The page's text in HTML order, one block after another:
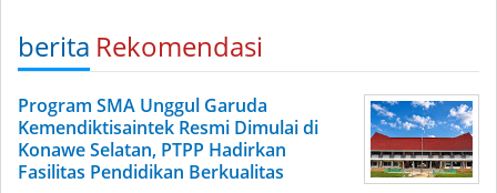
berita Rekomendasi
Program SMA Unggul Garuda
Kemendiktisaintek Resmi Dimulai di
Konawe Selatan, PTPP Hadirkan
Fasilitas Pendidikan Berkualitas